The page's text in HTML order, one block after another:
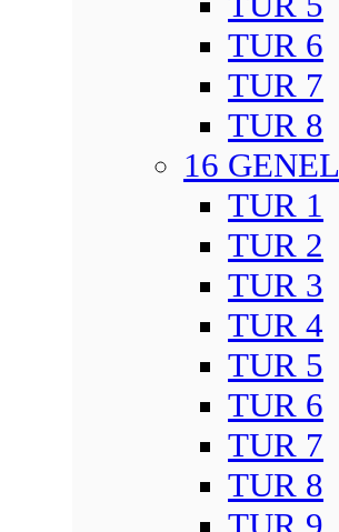
TUR 6
TUR 7
TUR 8
16 GENEL
TUR 1
TUR 2
TUR 3
TUR 4
TUR 5
TUR 6
TUR 7
TUR 8